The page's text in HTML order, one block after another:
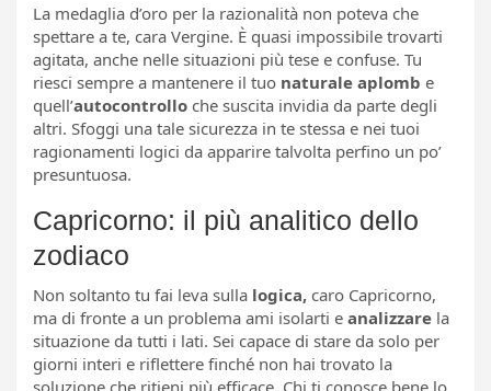
La medaglia d’oro per la razionalità non poteva che
spettare a te, cara Vergine. È quasi impossibile trovarti
agitata, anche nelle situazioni più tese e confuse. Tu
riesci sempre a mantenere il tuo naturale aplomb e
quell’autocontrollo che suscita invidia da parte degli
altri. Sfoggi una tale sicurezza in te stessa e nei tuoi
ragionamenti logici da apparire talvolta perfino un po’
presuntuosa.
Capricorno: il più analitico dello
zodiaco
Non soltanto tu fai leva sulla logica, caro Capricorno,
ma di fronte a un problema ami isolarti e analizzare la
situazione da tutti i lati. Sei capace di stare da solo per
giorni interi e riflettere finché non hai trovato la
soluzione che ritieni più efficace. Chi ti conosce bene lo